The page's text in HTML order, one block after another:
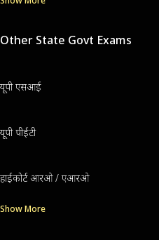
Other State Govt Exams
यूपी एसआई
यूपी पीईटी
हाईकोर्ट आरओ / एआरओ
Show More